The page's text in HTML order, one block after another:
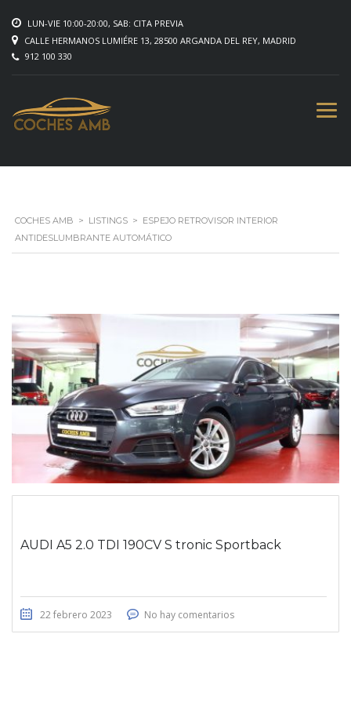
LUN-VIE 10:00-20:00, SAB: CITA PREVIA
CALLE HERMANOS LUMIÉRE 13, 28500 ARGANDA DEL REY, MADRID
912 100 330
COCHES AMB > LISTINGS > ESPEJO RETROVISOR INTERIOR
ANTIDESLUMBRANTE AUTOMÁTICO
AUDI A5 2.0 TDI 190CV S tronic Sportback
22 febrero 2023 No hay comentarios